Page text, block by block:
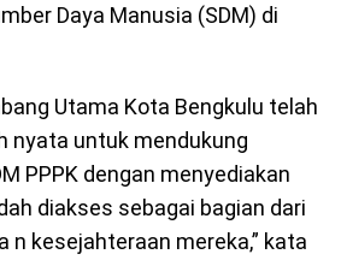
Daya Manusia (SDM) di
Utama Kota Bengkulu telah
nyata untuk mendukung
PPPK dengan menyediakan
diakses sebagai bagian dari
n kesejahteraan mereka,” kata